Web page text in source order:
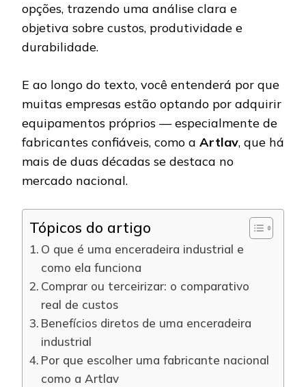
opções, trazendo uma análise clara e
objetiva sobre custos, produtividade e
durabilidade.
E ao longo do texto, você entenderá por que
muitas empresas estão optando por adquirir
equipamentos próprios — especialmente de
fabricantes confiáveis, como a Artlav, que há
mais de duas décadas se destaca no
mercado nacional.
Tópicos do artigo
O que é uma enceradeira industrial e
como ela funciona
Comprar ou terceirizar: o comparativo
real de custos
Benefícios diretos de uma enceradeira
industrial
Por que escolher uma fabricante nacional
como a Artlav